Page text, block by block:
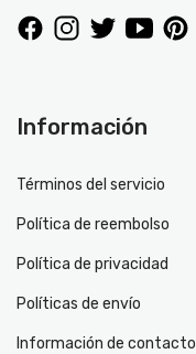
Información
Términos del servicio
Política de reembolso
Política de privacidad
Políticas de envío
Información de contacto